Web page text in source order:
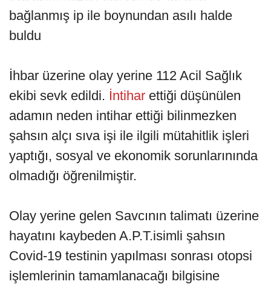
bağlanmış ip ile boynundan asılı halde
buldu
İhbar üzerine olay yerine 112 Acil Sağlık
ekibi sevk edildi. İntihar ettiği düşünülen
adamın neden intihar ettiği bilinmezken
şahsın alçı sıva işi ile ilgili mütahitlik işleri
yaptığı, sosyal ve ekonomik sorunlarınında
olmadığı öğrenilmiştir.
Olay yerine gelen Savcının talimatı üzerine
hayatını kaybeden A.P.T.isimli şahsın
Covid-19 testinin yapılması sonrası otopsi
işlemlerinin tamamlanacağı bilgisine